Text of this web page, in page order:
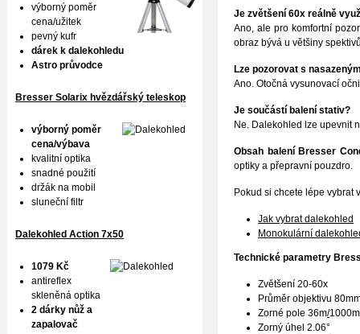
Je zvětšení 60x reálně
Ano, ale pro komfortní
obraz bývá u většiny
Lze pozorovat s
Ano. Otočná vysunovací
Je součástí balení stativ?
Ne. Dalekohled lze upevnit
Obsah balení Bresser
optiky a přepravní pouzdro.
Pokud si chcete lépe vybrat
Jak vybrat dalekohled
Monokulární
Technické parametry
Zvětšení 20-60x
Průměr objektivu
Zorné pole 36m/
Zorný úhel 2.06°
výborný poměr
cena/užitek
pevný kufr
dárek k dalekohledu
Astro průvodce
Bresser Solarix hvězdářský teleskop
výborný poměr
cena/výbava
kvalitní optika
snadné použití
držák na mobil
sluneční filtr
Dalekohled Action 7x50
1079 Kč
antireflex
skleněná optika
2 dárky nůž a
zapalovač